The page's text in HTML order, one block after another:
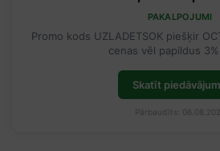
PAKALPOJUMI
Promo kods UZLADETSOK piešķir
cenas vēl papildus
Skatīt
Pārbaudīts: